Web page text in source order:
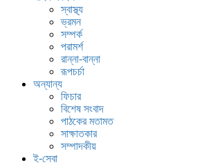
স্বাস্থ্য
ভ্রমন
সম্পর্ক
পরামর্শ
রান্না-বান্না
রূপচর্চা
অন্যান্য
ফিচার
বিশেষ সংবাদ
পাঠকের মতামত
সাক্ষাতকার
সম্পাদকীয়
ই-সেবা